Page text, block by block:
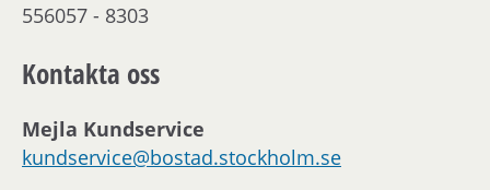
556057 - 8303
Kontakta oss
Mejla Kundservice
kundservice@bostad.stockholm.se